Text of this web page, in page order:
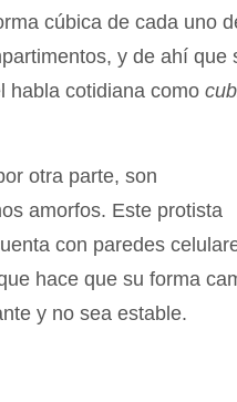
cúbica de cada uno
y de ahí que
habla cotidiana como
otra parte, son
amorfos. Este protista
con paredes
hace que su forma
y no sea estable.